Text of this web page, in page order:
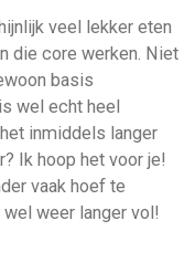
veel lekker eten
die core werken. Niet
basis
wel echt heel
inmiddels langer
Ik hoop het voor je!
vaak hoef te
weer langer vol!